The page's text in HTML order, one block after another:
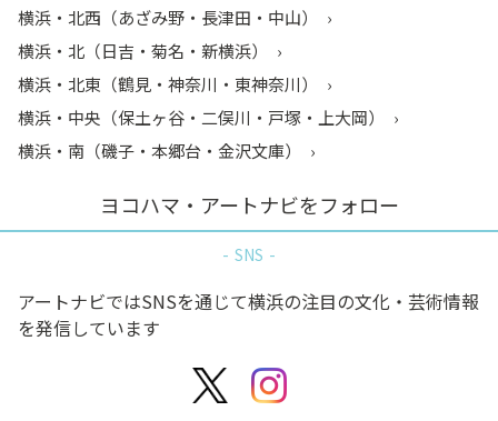
横浜・北西（あざみ野・長津田・中山）
横浜・北（日吉・菊名・新横浜）
横浜・北東（鶴見・神奈川・東神奈川）
横浜・中央（保土ヶ谷・二俣川・戸塚・上大岡）
横浜・南（磯子・本郷台・金沢文庫）
ヨコハマ・アートナビをフォロー
SNS
アートナビではSNSを通じて横浜の注目の文化・芸術情報
を発信しています